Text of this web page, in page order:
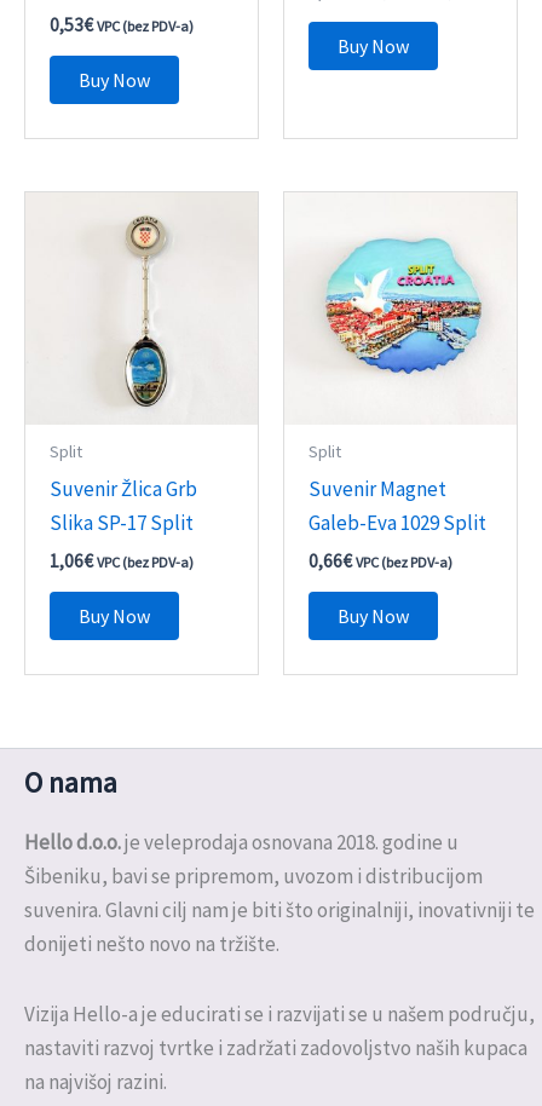
0,53€ VPC (bez PDV-a)
Buy Now
Buy Now
Split
Suvenir Žlica Grb
Slika SP-17 Split
1,06€ VPC (bez PDV-a)
Buy Now
Split
Suvenir Magnet
Galeb-Eva 1029 Split
0,66€ VPC (bez PDV-a)
Buy Now
O nama
Hello d.o.o.je veleprodaja osnovana 2018. godine u
Šibeniku, bavi se pripremom, uvozom i distribucijom
suvenira. Glavni cilj nam je biti što originalniji, inovativniji te
donijeti nešto novo na tržište.
Vizija Hello-a je educirati se i razvijati se u našem području,
nastaviti razvoj tvrtke i zadržati zadovoljstvo naših kupaca
na najvišoj razini.